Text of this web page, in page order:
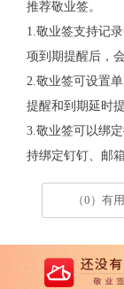
推荐敬业签。
1.敬业签支持记
项到期提醒后，
2.敬业签可设置
提醒和到期延时
3.敬业签可以绑
持绑定钉钉、邮
（0）有用